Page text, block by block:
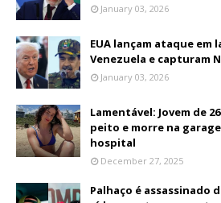
January 03, 2026
EUA lançam ataque em
Venezuela e capturam
January 03, 2026
Lamentável: Jovem de
peito e morre na
hospital
December 27, 2025
Palhaço é